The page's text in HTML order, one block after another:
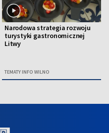
Narodowa strategia rozwoju
turystyki gastronomicznej
Litwy
TEMATY INFO WILNO